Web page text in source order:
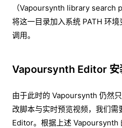
（Vapoursynth library search
将这一目录加入系统 PATH 环
调用。
Vapoursynth Editor 安
由于此时的 Vapoursynth 仍然
改脚本与实时预览视频，我们
Editor。根据上述 Vapoursynth